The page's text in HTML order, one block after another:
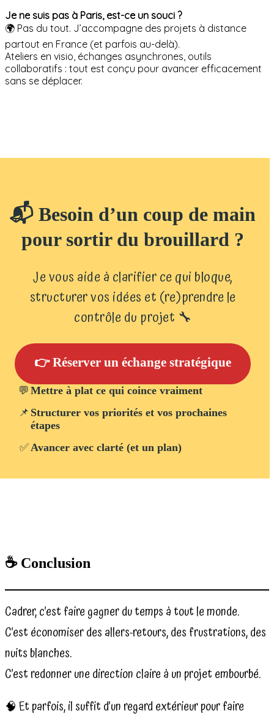
Je ne suis pas à Paris, est-ce un souci ?
🌍 Pas du tout. J’accompagne des projets à distance
partout en France (et parfois au-delà).
Ateliers en visio, échanges asynchrones, outils
collaboratifs : tout est conçu pour avancer efficacement
sans se déplacer.
📬 Besoin d’un coup de main
pour sortir du brouillard ?
Je vous aide à clarifier ce qui bloque,
structurer vos idées et (re)prendre le
contrôle du projet 🔧
👉 Réserver un échange stratégique
💬 Mettre à plat ce qui coince vraiment
📌 Structurer vos priorités et vos prochaines
étapes
✅ Avancer avec clarté (et un plan)
☕ Conclusion
Cadrer, c’est faire gagner du temps à tout le monde.
C’est économiser des allers-retours, des frustrations, des
nuits blanches.
C’est redonner une direction claire à un projet embourbé.
🧠 Et parfois, il suffit d’un regard extérieur pour faire